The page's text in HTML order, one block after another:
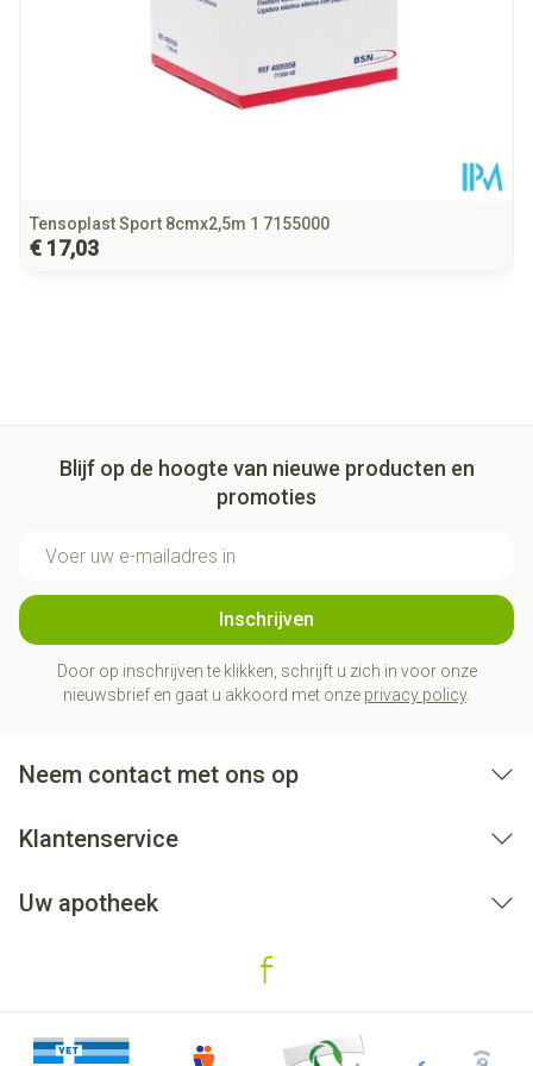
Tensoplast Sport 8cmx2,5m 1 7155000
€ 17,03
Blijf op de hoogte van nieuwe producten en
promoties
Inschrijven
Door op inschrijven te klikken, schrijft u zich in voor onze
nieuwsbrief en gaat u akkoord met onze privacy policy.
Neem contact met ons op
Klantenservice
Uw apotheek